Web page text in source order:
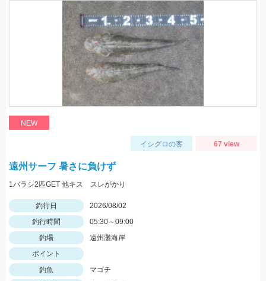
NEW
イシグロの客 67 view
遠州サーフ 暑さに負けず
1バラシ2匹GET 他キス スレがかり
釣行日
2026/08/02
釣行時間
05:30～09:00
釣場
遠州灘海岸
ポイント
釣魚
マゴチ